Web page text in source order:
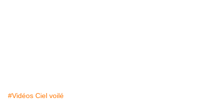
#Vidéos Ciel voilé